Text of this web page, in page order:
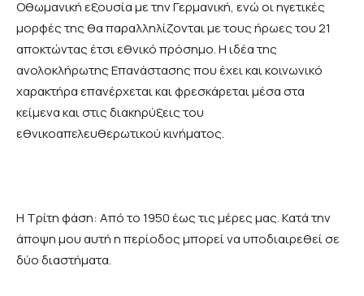
Οθωμανική εξουσία με την Γερμανική, ενώ οι ηγετικές
μορφές της θα παραλληλίζονται με τους ήρωες του 21
αποκτώντας έτσι εθνικό πρόσημο. Η ιδέα της
ανολοκλήρωτης Επανάστασης που έχει και κοινωνικό
χαρακτήρα επανέρχεται και φρεσκάρεται μέσα στα
κείμενα και στις διακηρύξεις του
εθνικοαπελευθερωτικού κινήματος.
Η Τρίτη φάση: Από το 1950 έως τις μέρες μας. Κατά την
άποψη μου αυτή η περίοδος μπορεί να υποδιαιρεθεί σε
δύο διαστήματα.